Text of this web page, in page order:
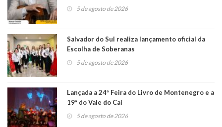
5 de agosto de 2026
Salvador do Sul realiza lançamento oficial da
Escolha de Soberanas
5 de agosto de 2026
Lançada a 24ª Feira do Livro de Montenegro e a
19ª do Vale do Caí
5 de agosto de 2026